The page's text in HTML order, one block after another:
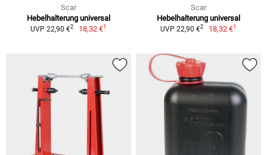
Scar
Hebelhalterung universal
UVP 22,90 €2 18,32 €1
Scar
Hebelhalterung universal
UVP 22,90 €2 18,32 €1